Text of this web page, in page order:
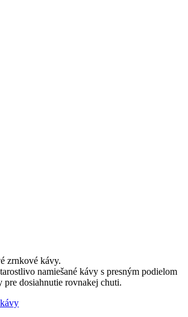
zrnkové kávy.
namiešané kávy s presným podielom
pre dosiahnutie rovnakej chuti.